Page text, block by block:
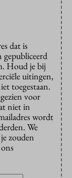
dat is
gepubliceerd
Houd je bij
uitingen,
toegestaan.
voor
niet in
wordt
We
zouden